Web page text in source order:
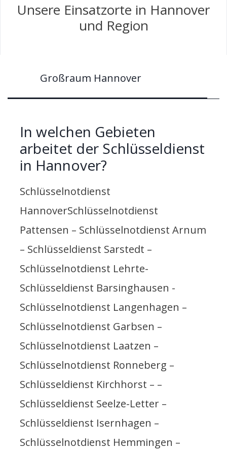
Unsere Einsatzorte in Hannover
und Region
Großraum Hannover
In welchen Gebieten
arbeitet der Schlüsseldienst
in Hannover?
Schlüsselnotdienst
HannoverSchlüsselnotdienst
Pattensen – Schlüsselnotdienst Arnum
– Schlüsseldienst Sarstedt –
Schlüsselnotdienst Lehrte-
Schlüsseldienst Barsinghausen -
Schlüsselnotdienst Langenhagen –
Schlüsselnotdienst Garbsen –
Schlüsselnotdienst Laatzen –
Schlüsselnotdienst Ronneberg –
Schlüsseldienst Kirchhorst – –
Schlüsseldienst Seelze-Letter –
Schlüsseldienst Isernhagen –
Schlüsselnotdienst Hemmingen –